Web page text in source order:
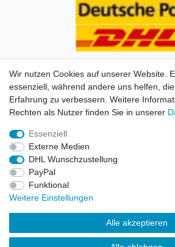
Impressum Daten­schutz­erklärung
© Copyright 2026 | Alle Rechte
Handelsgesellschaft mbH.
Alle Markennamen, Warenzeichen
Produktbilder und Beschreibungen sind
rechtmäßigen Eigentümer und dienen
Preise nur für registrierte Händler,
Wir nutzen Cookies auf unserer Website.
essenziell, während andere uns helfen,
Erfahrung zu verbessern. Weitere
Rechten als Nutzer finden Sie in unserer
Essenziell
Externe Medien
DHL Wunschzustellung
PayPal
Funktional
Weitere Einstellungen
Alle akzeptieren